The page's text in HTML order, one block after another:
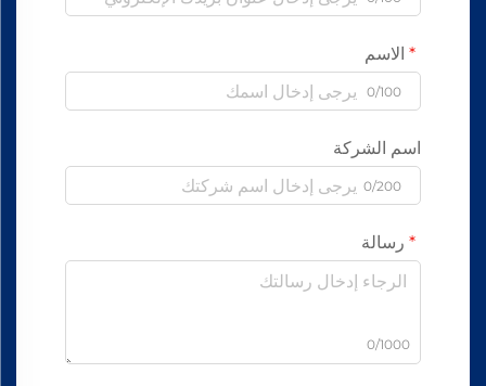
الاسم
0/100
اسم الشركة
0/200
رسالة
0/1000